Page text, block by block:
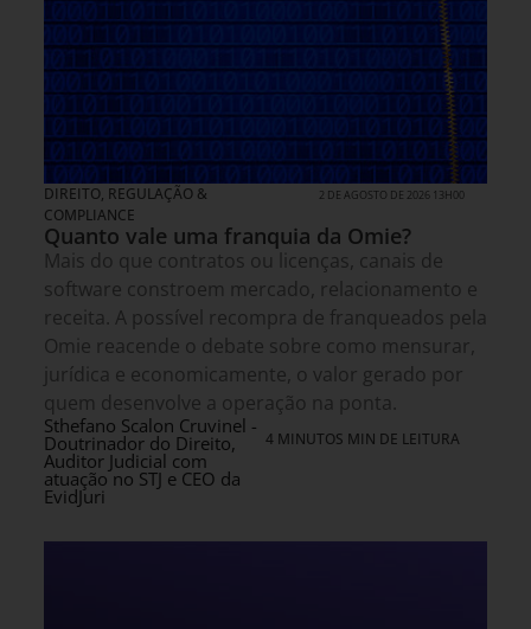
DIREITO, REGULAÇÃO &
COMPLIANCE
2 DE AGOSTO DE 2026 13H00
Quanto vale uma franquia da Omie?
Mais do que contratos ou licenças, canais de
software constroem mercado, relacionamento e
receita. A possível recompra de franqueados pela
Omie reacende o debate sobre como mensurar,
jurídica e economicamente, o valor gerado por
quem desenvolve a operação na ponta.
Sthefano Scalon Cruvinel -
Doutrinador do Direito,
Auditor Judicial com
atuação no STJ e CEO da
EvidJuri
4 MINUTOS MIN DE LEITURA